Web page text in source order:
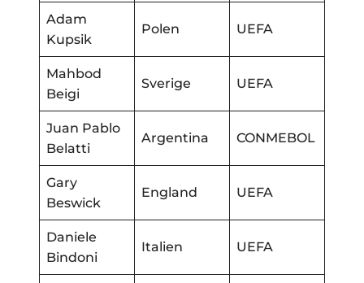
Adam
Kupsik
Polen UEFA
Mahbod
Beigi
Sverige UEFA
Juan Pablo
Belatti
Argentina CONMEBOL
Gary
Beswick
England UEFA
Daniele
Bindoni
Italien UEFA